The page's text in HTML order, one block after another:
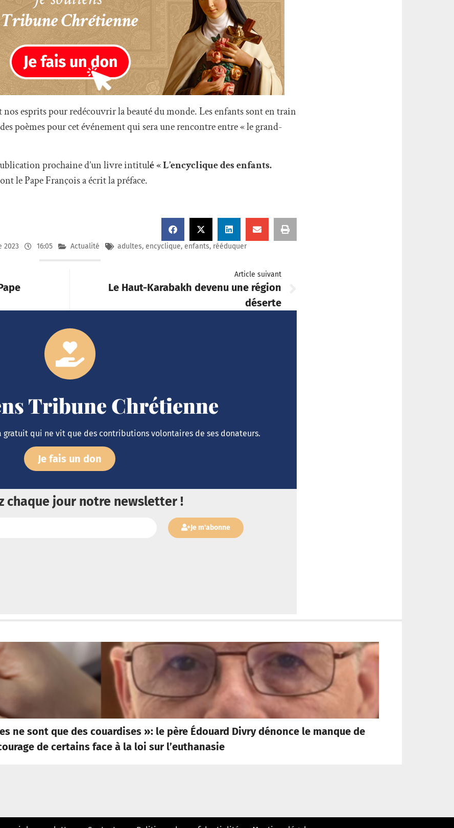
esprits pour redécouvrir la beauté du monde. Les enfants sont en train
poèmes pour cet événement qui sera une rencontre entre « le grand-
prochaine d’un livre intitulé « L’encyclique des enfants.
le Pape François a écrit la préface.
2023 16:05 Actualité adultes, encyclique, enfants, rééduquer
Article suivant
Le Haut-Karabakh devenu une région
déserte
Tribune Chrétienne
gratuit qui ne vit que des contributions volontaires de ses donateurs.
Je fais un don
chaque jour notre newsletter !
Je m'abonne
ne sont que des couardises »: le père Édouard Divry dénonce le manque de
de certains face à la loi sur l’euthanasie